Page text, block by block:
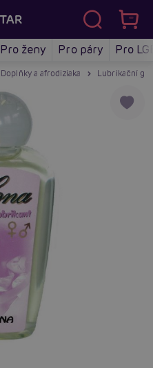
Pro ženy Pro páry Pro
Doplňky a afrodiziaka Lubrikační